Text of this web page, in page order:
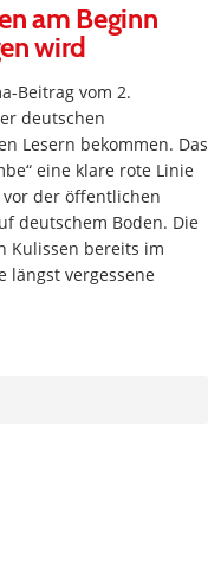
am Beginn
wird
Beitrag vom 2.
deutschen
Lesern bekommen. Das
eine klare rote Linie
der öffentlichen
deutschem Boden. Die
Kulissen bereits im
längst vergessene